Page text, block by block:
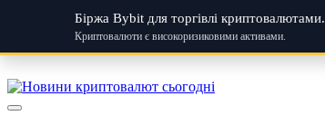
Біржа Bybit для торгівлі криптовалютами.
Криптовалюти є високоризиковими активами.
to
content